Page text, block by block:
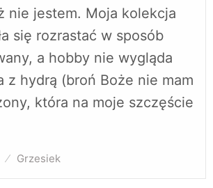
nie jestem. Moja kolekcja
się rozrastać w sposób
a hobby nie wygląda
z hydrą (broń Boże nie mam
która na moje szczęście
Grzesiek